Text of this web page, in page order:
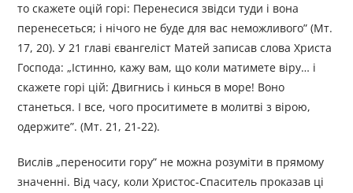
то скажете оцій горі: Перенесися звідси туди і вона
перенесеться; і нічого не буде для вас неможливого” (Мт.
17, 20). У 21 главі євангеліст Матей записав слова Христа
Господа: „Істинно, кажу вам, що коли матимете віру… і
скажете горі цій: Двигнись і кинься в море! Воно
станеться. І все, чого проситимете в молитві з вірою,
одержите”. (Мт. 21, 21-22).
Вислів „переносити гору” не можна розуміти в прямому
значенні. Від часу, коли Христос-Спаситель проказав ці